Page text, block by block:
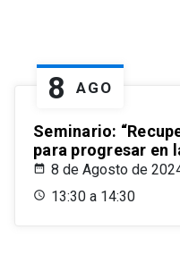
8 AGO
Seminario:
para progresar en
8 de Agosto de
13:30 a 14:30